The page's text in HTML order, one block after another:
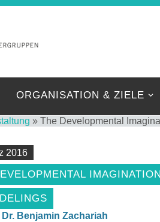
ORGANISATION & ZIELE
» The Developmental
2016
Dr. Benjamin Zachariah